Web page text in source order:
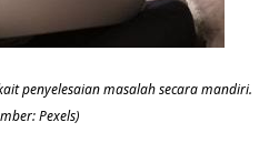
penyelesaian masalah secara mandiri.
Pexels)